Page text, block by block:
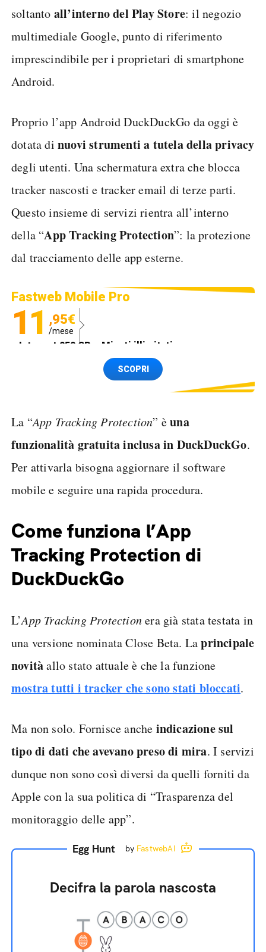
soltanto all’interno del Play Store: il negozio
multimediale Google, punto di riferimento
imprescindibile per i proprietari di smartphone
Android.
Proprio l’app Android DuckDuckGo da oggi è
dotata di nuovi strumenti a tutela della privacy
degli utenti. Una schermatura extra che blocca
tracker nascosti e tracker email di terze parti.
Questo insieme di servizi rientra all’interno
della “App Tracking Protection”: la protezione
dal tracciamento delle app esterne.
Fastweb Mobile Pro
11 ,95€
/mese
Internet 250 GB e Minuti illimitati
Spedizione SIM GRATISSCOPRI
La “App Tracking Protection” èuna
funzionalità gratuita inclusa in DuckDuckGo.
Per attivarla bisogna aggiornare il software
mobile e seguire una rapida procedura.
Come funziona l’App
Tracking Protection di
DuckDuckGo
L’App Tracking Protectionera già stata testata in
una versione nominata Close Beta. Laprincipale
novitàallo stato attuale è che la funzione
mostra tutti i tracker che sono stati bloccati.
Ma non solo. Fornisce anche indicazione sul
tipo di dati che avevano preso di mira. I servizi
dunque non sono così diversi da quelli forniti da
Apple con la sua politica di “Trasparenza del
monitoraggio delle app”.
Egg Hunt by FastwebAI
Decifra la parola nascosta